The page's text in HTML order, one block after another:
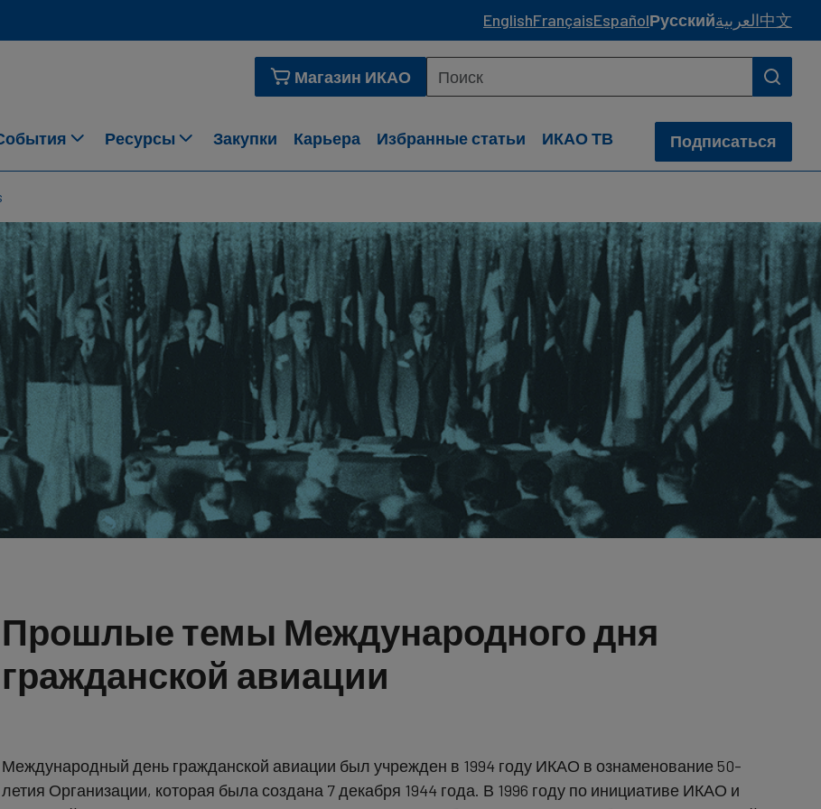
EnglishFrançaisEspañolРусскийالعربية中文
Магазин ИКАО
Ресурсы Закупки Карьера Избранные статьи ИКАО ТВ Подписаться
Прошлые темы Международного дня
гражданской авиации
Международный день гражданской авиации был учрежден в 1994 году ИКАО в ознаменование 50-
летия Организации, которая была создана 7 декабря 1944 года. В 1996 году по инициативе ИКАО и